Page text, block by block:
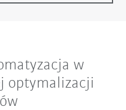
w
optymalizacji